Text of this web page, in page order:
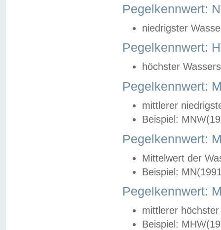
Pegelkennwert:
niedrigster
Pegelkennwert:
höchster
Pegelkennwert:
mittlerer
Beispiel:
Pegelkennwert:
Mittelwert der
Beispiel:
Pegelkennwert:
mittlerer
Beispiel: